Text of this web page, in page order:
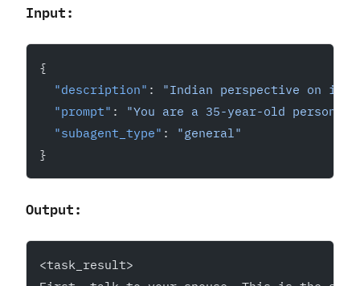
Input:
{
  "description"
: "Indian perspective on in-
  "prompt"
: "You are a 35-year-old person
  "subagent_type"
: "general"
}
Output:
<task_result>